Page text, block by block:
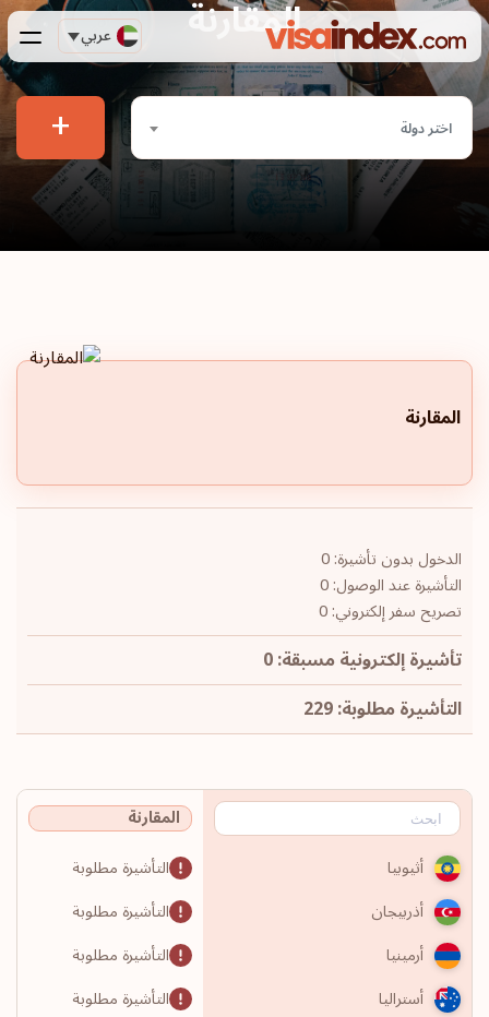
عربي المقارنة
اختر دولة +
المقارنة
الدخول بدون تأشيرة: 0
التأشيرة عند الوصول: 0
تصريح سفر إلكتروني: 0
تأشيرة إلكترونية مسبقة: 0
التأشيرة مطلوبة: 229
المقارنة
أثيوبيا
التأشيرة مطلوبة
أذربيجان
التأشيرة مطلوبة
أرمينيا
التأشيرة مطلوبة
أستراليا
التأشيرة مطلوبة